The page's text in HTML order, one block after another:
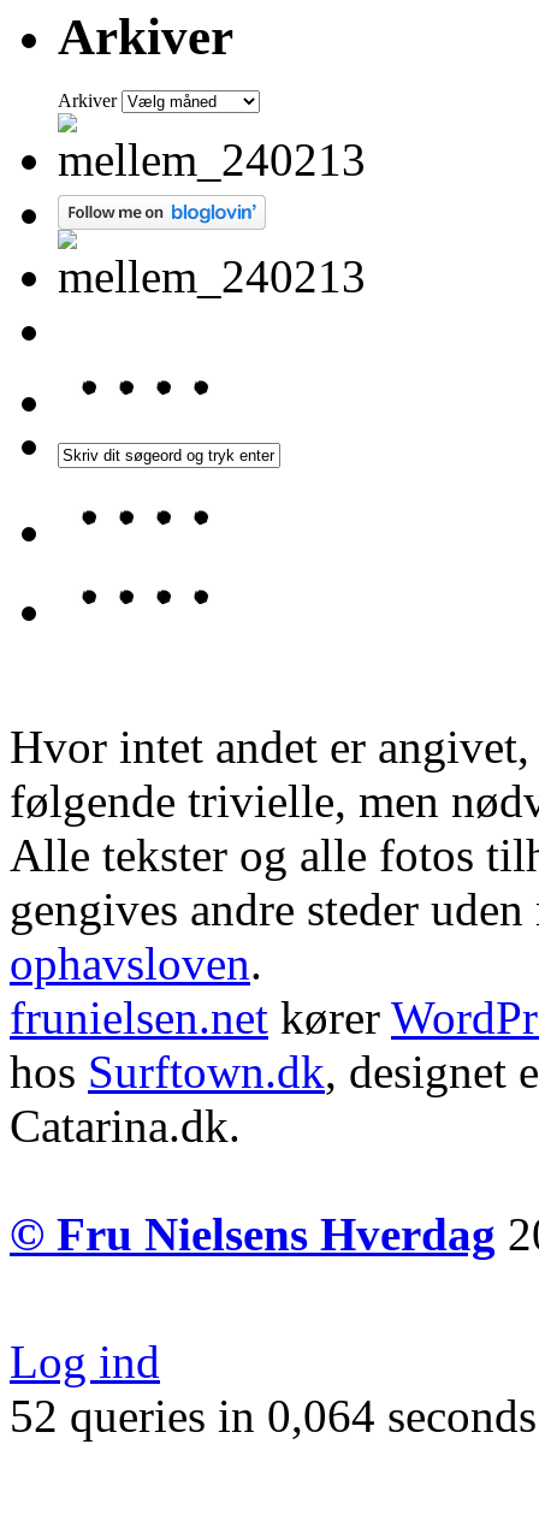
Arkiver
Arkiver
Hvor intet andet er
følgende trivielle, men
Alle tekster og alle fotos
gengives andre steder
ophavsloven.
frunielsen.net kører
hos Surftown.dk, designet
Catarina.dk.
© Fru Nielsens Hverdag
Log ind
52 queries in 0,064